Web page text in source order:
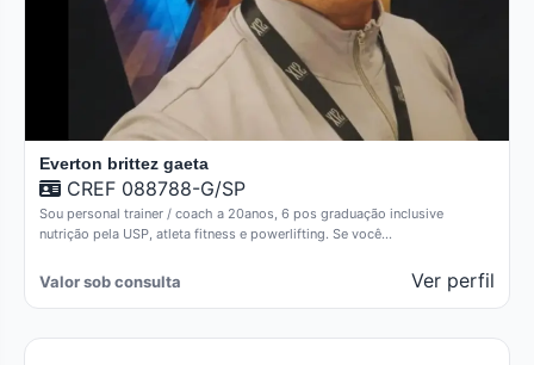
Everton brittez gaeta
CREF 088788-G/SP
Sou personal trainer / coach a 20anos, 6 pos graduação inclusive
nutrição pela USP, atleta fitness e powerlifting. Se você…
Valor sob consulta Ver perfil